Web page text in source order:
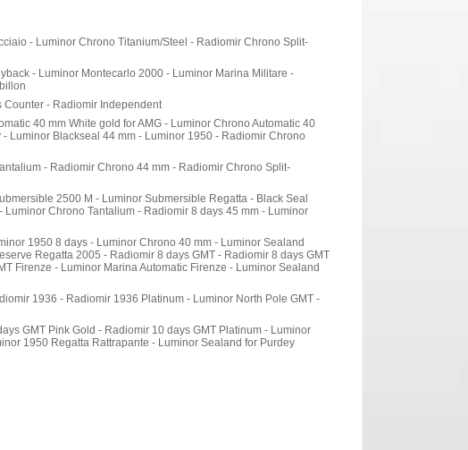
- Luminor Chrono Titanium/Steel - Radiomir Chrono Split-
- Luminor Montecarlo 2000 - Luminor Marina Militare -
Counter - Radiomir Independent
40 mm White gold for AMG - Luminor Chrono Automatic 40
Luminor Blackseal 44 mm - Luminor 1950 - Radiomir Chrono
- Radiomir Chrono 44 mm - Radiomir Chrono Split-
2500 M - Luminor Submersible Regatta - Black Seal
Chrono Tantalium - Radiomir 8 days 45 mm - Luminor
1950 8 days - Luminor Chrono 40 mm - Luminor Sealand
Regatta 2005 - Radiomir 8 days GMT - Radiomir 8 days GMT
Firenze - Luminor Marina Automatic Firenze - Luminor Sealand
1936 - Radiomir 1936 Platinum - Luminor North Pole GMT -
GMT Pink Gold - Radiomir 10 days GMT Platinum - Luminor
1950 Regatta Rattrapante - Luminor Sealand for Purdey